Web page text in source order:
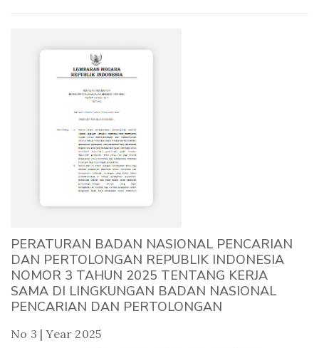
PERATURAN BADAN NASIONAL PENCARIAN
DAN PERTOLONGAN REPUBLIK INDONESIA
NOMOR 3 TAHUN 2025 TENTANG KERJA
SAMA DI LINGKUNGAN BADAN NASIONAL
PENCARIAN DAN PERTOLONGAN
No 3 | Year 2025